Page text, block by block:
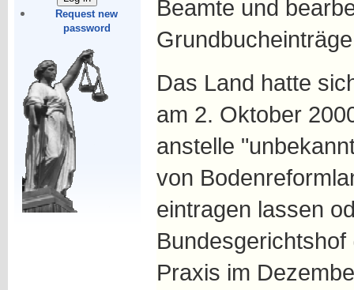
Request new
password
Beamte und
Das Land hatte
am 2. Oktober
anstelle
von
eintragen lassen
Praxis im